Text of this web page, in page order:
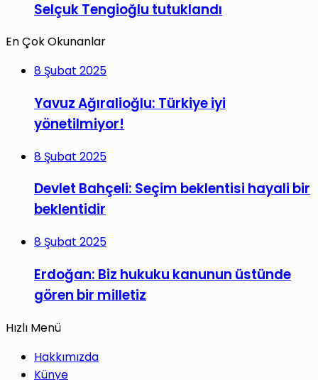
Selçuk Tengioğlu tutuklandı
En Çok Okunanlar
8 Şubat 2025
Yavuz Ağıralioğlu: Türkiye iyi
yönetilmiyor!
8 Şubat 2025
Devlet Bahçeli: Seçim beklentisi hayali bir
beklentidir
8 Şubat 2025
Erdoğan: Biz hukuku kanunun üstünde
gören bir milletiz
Hızlı Menü
Hakkımızda
Künye